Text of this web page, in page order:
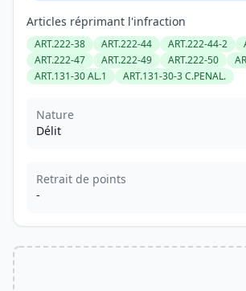
Articles réprimant l'infraction
ART.222-38 ART.222-44 ART.222-44-2
ART.222-47
ART.222-49 ART.222-50
ART.131-30 AL.1
ART.131-30-3 C.PENAL.
Nature
Délit
Retrait de points
-